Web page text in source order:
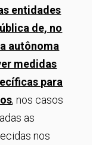
entidades
de, no
autônoma
medidas
para
, nos casos
as
nos